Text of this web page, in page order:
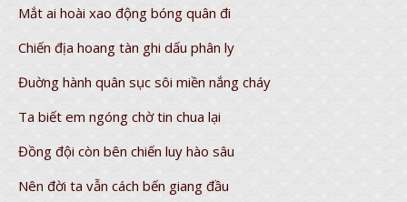
Mắt ai hoài xao động bóng quân đi
Chiến địa hoang tàn ghi dấu phân ly
Đuờng hành quân sục sôi miền nắng cháy
Ta biết em ngóng chờ tin chua lại
Đồng đội còn bên chiến luy hào sâu
Nên đời ta vẫn cách bến giang đầu